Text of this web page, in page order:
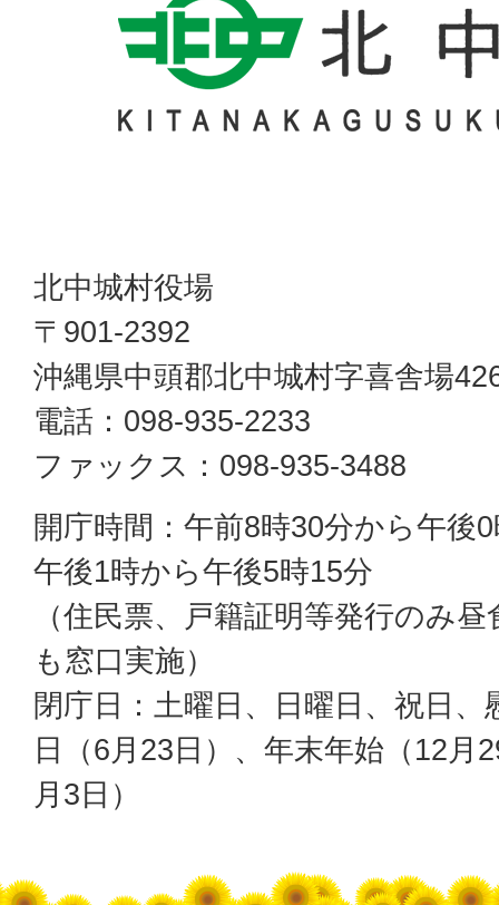
北中城村役場
〒901-2392
沖縄県中頭郡北中城村字喜舎場
電話：098-935-2233
ファックス：098-935-3488
開庁時間：午前8時30分から午後
午後1時から午後5時15分
（住民票、戸籍証明等発行のみ昼
も窓口実施）
閉庁日：土曜日、日曜日、祝日、
日（6月23日）、年末年始（12月
月3日）